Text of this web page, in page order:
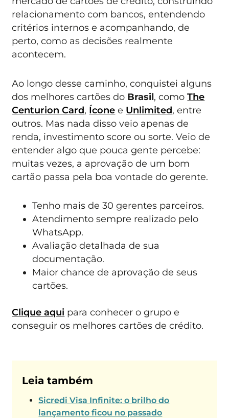
relacionamento com bancos, entendendo
critérios internos e acompanhando, de
perto, como as decisões realmente
acontecem.
Ao longo desse caminho, conquistei alguns
dos melhores cartões do Brasil, comoThe
Centurion Card, Ícone e Unlimited, entre
outros. Mas nada disso veio apenas de
renda, investimento score ou sorte. Veio de
entender algo que pouca gente percebe:
muitas vezes, a aprovação de um bom
cartão passa pela boa vontade do gerente.
Tenho mais de 30 gerentes parceiros.
Atendimento sempre realizado pelo
WhatsApp.
Avaliação detalhada de sua
documentação.
Maior chance de aprovação de seus
cartões.
Clique aqui para conhecer o grupo e
conseguir os melhores cartões de crédito.
Leia também
Sicredi Visa Infinite: o brilho do
lançamento ficou no passado